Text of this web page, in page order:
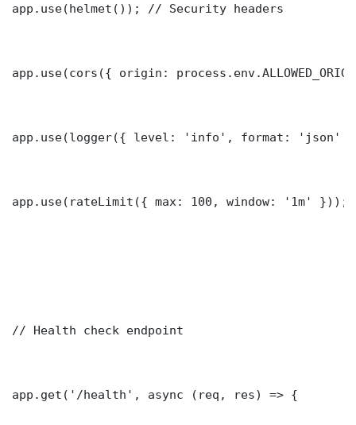
app.use(helmet()); // Security headers
app.use(cors({ origin:
app.use(logger({ level: 'info', format: 'json'
app.use(rateLimit({ max: 100, window: '1m' }));
// Health check endpoint
app.get('/health', async (req, res) => {